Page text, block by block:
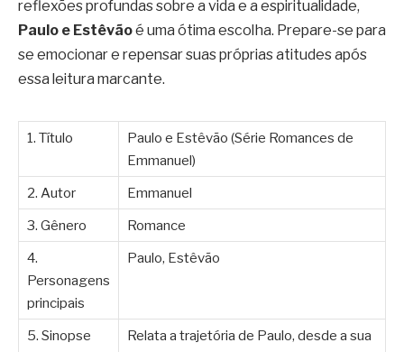
reflexões profundas sobre a vida e a espiritualidade,
Paulo e Estêvãoé uma ótima escolha. Prepare-se para
se emocionar e repensar suas próprias atitudes após
essa leitura marcante.
1. Título
Paulo e Estêvão (Série Romances de
Emmanuel)
2. Autor
Emmanuel
3. Gênero
Romance
4.
Personagens
principais
Paulo, Estêvão
5. Sinopse
Relata a trajetória de Paulo, desde a sua